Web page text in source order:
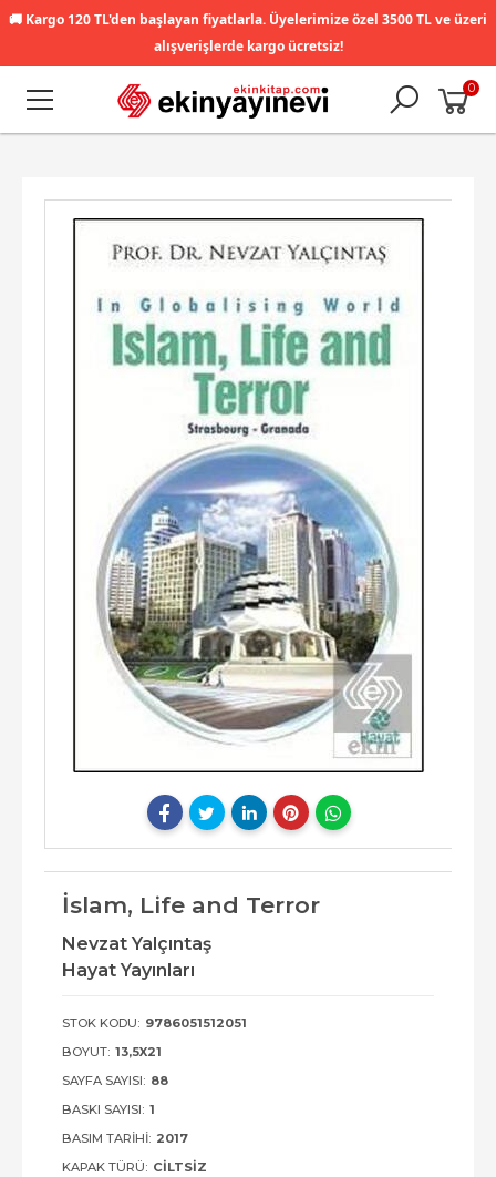
🚚 Kargo 120 TL'den başlayan fiyatlarla. Üyelerimize özel 3500 TL ve üzeri
alışverişlerde kargo ücretsiz!
0
İslam, Life and Terror
Nevzat Yalçıntaş
Hayat Yayınları
STOK KODU: 9786051512051
BOYUT: 13,5X21
SAYFA SAYISI: 88
BASKI SAYISI: 1
BASIM TARIHI: 2017
KAPAK TÜRÜ: CILTSIZ